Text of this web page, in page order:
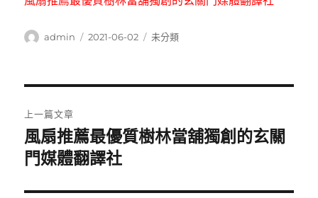
作
admin
發
2021-06-02
分
未分類
章
導
覽
上一篇文章
上
一
文
風扇推薦最優質樹林當舖獨創的玄關
門媒體翻譯社